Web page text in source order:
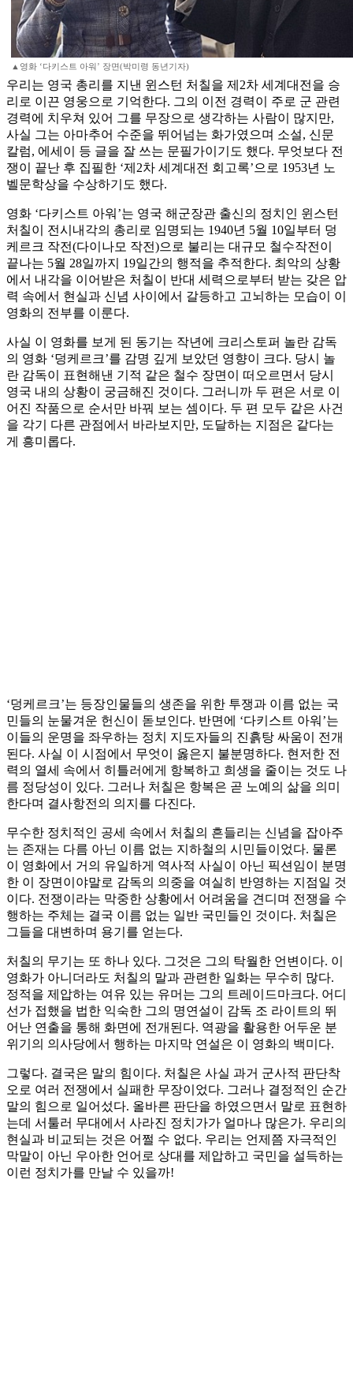
▲영화 ‘다키스트 아워’ 장면(박미령 동년기자)
우리는 영국 총리를 지낸 윈스턴 처칠을 제2차 세계대전을 승
리로 이끈 영웅으로 기억한다. 그의 이전 경력이 주로 군 관련
경력에 치우쳐 있어 그를 무장으로 생각하는 사람이 많지만,
사실 그는 아마추어 수준을 뛰어넘는 화가였으며 소설, 신문
칼럼, 에세이 등 글을 잘 쓰는 문필가이기도 했다. 무엇보다 전
쟁이 끝난 후 집필한 ‘제2차 세계대전 회고록’으로 1953년 노
벨문학상을 수상하기도 했다.
영화 ‘다키스트 아워’는 영국 해군장관 출신의 정치인 윈스턴
처칠이 전시내각의 총리로 임명되는 1940년 5월 10일부터 덩
케르크 작전(다이나모 작전)으로 불리는 대규모 철수작전이
끝나는 5월 28일까지 19일간의 행적을 추적한다. 최악의 상황
에서 내각을 이어받은 처칠이 반대 세력으로부터 받는 갖은 압
력 속에서 현실과 신념 사이에서 갈등하고 고뇌하는 모습이 이
영화의 전부를 이룬다.
사실 이 영화를 보게 된 동기는 작년에 크리스토퍼 놀란 감독
의 영화 ‘덩케르크’를 감명 깊게 보았던 영향이 크다. 당시 놀
란 감독이 표현해낸 기적 같은 철수 장면이 떠오르면서 당시
영국 내의 상황이 궁금해진 것이다. 그러니까 두 편은 서로 이
어진 작품으로 순서만 바꿔 보는 셈이다. 두 편 모두 같은 사건
을 각기 다른 관점에서 바라보지만, 도달하는 지점은 같다는
게 흥미롭다.
‘덩케르크’는 등장인물들의 생존을 위한 투쟁과 이름 없는 국
민들의 눈물겨운 헌신이 돋보인다. 반면에 ‘다키스트 아워’는
이들의 운명을 좌우하는 정치 지도자들의 진흙탕 싸움이 전개
된다. 사실 이 시점에서 무엇이 옳은지 불분명하다. 현저한 전
력의 열세 속에서 히틀러에게 항복하고 희생을 줄이는 것도 나
름 정당성이 있다. 그러나 처칠은 항복은 곧 노예의 삶을 의미
한다며 결사항전의 의지를 다진다.
무수한 정치적인 공세 속에서 처칠의 흔들리는 신념을 잡아주
는 존재는 다름 아닌 이름 없는 지하철의 시민들이었다. 물론
이 영화에서 거의 유일하게 역사적 사실이 아닌 픽션임이 분명
한 이 장면이야말로 감독의 의중을 여실히 반영하는 지점일 것
이다. 전쟁이라는 막중한 상황에서 어려움을 견디며 전쟁을 수
행하는 주체는 결국 이름 없는 일반 국민들인 것이다. 처칠은
그들을 대변하며 용기를 얻는다.
처칠의 무기는 또 하나 있다. 그것은 그의 탁월한 언변이다. 이
영화가 아니더라도 처칠의 말과 관련한 일화는 무수히 많다.
정적을 제압하는 여유 있는 유머는 그의 트레이드마크다. 어디
선가 접했을 법한 익숙한 그의 명연설이 감독 조 라이트의 뛰
어난 연출을 통해 화면에 전개된다. 역광을 활용한 어두운 분
위기의 의사당에서 행하는 마지막 연설은 이 영화의 백미다.
그렇다. 결국은 말의 힘이다. 처칠은 사실 과거 군사적 판단착
오로 여러 전쟁에서 실패한 무장이었다. 그러나 결정적인 순간
말의 힘으로 일어섰다. 올바른 판단을 하였으면서 말로 표현하
는데 서툴러 무대에서 사라진 정치가가 얼마나 많은가. 우리의
현실과 비교되는 것은 어쩔 수 없다. 우리는 언제쯤 자극적인
막말이 아닌 우아한 언어로 상대를 제압하고 국민을 설득하는
이런 정치가를 만날 수 있을까!